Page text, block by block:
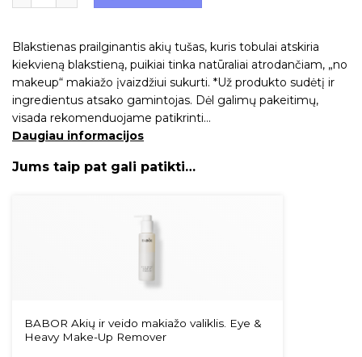
Blakstienas prailginantis akių tušas, kuris tobulai atskiria
kiekvieną blakstieną, puikiai tinka natūraliai atrodančiam, „no
makeup“ makiažo įvaizdžiui sukurti. *Už produkto sudėtį ir
ingredientus atsako gamintojas. Dėl galimų pakeitimų,
visada rekomenduojame patikrinti…
Daugiau informacijos
Jums taip pat gali patikti…
BABOR Akių ir veido makiažo valiklis. Eye &
Heavy Make-Up Remover